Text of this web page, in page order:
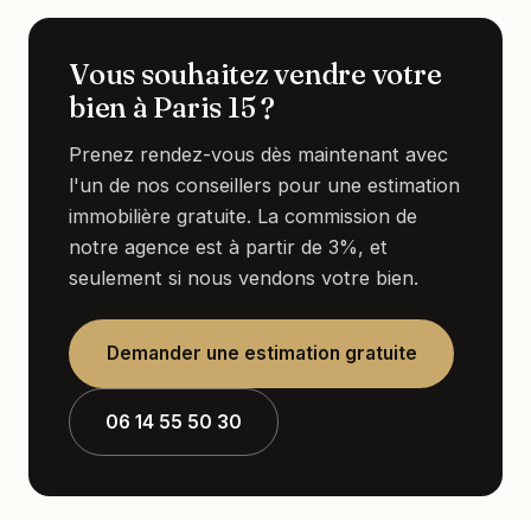
Vous souhaitez vendre votre
bien à Paris 15 ?
Prenez rendez-vous dès maintenant avec
l'un de nos conseillers pour une estimation
immobilière gratuite. La commission de
notre agence est à partir de 3%, et
seulement si nous vendons votre bien.
Demander une estimation gratuite
06 14 55 50 30